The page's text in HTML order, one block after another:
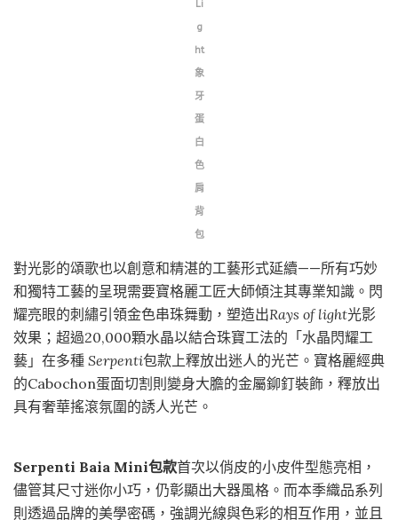
Li
g
ht
象
牙
蛋
白
色
肩
背
包
對光影的頌歌也以創意和精湛的工藝形式延續——所有巧妙
和獨特工藝的呈現需要寶格麗工匠大師傾注其專業知識。閃
耀亮眼的刺繡引領金色串珠舞動，塑造出Rays of light光影
效果；超過20,000顆水晶以結合珠寶工法的「水晶閃耀工
藝」在多種 Serpenti包款上釋放出迷人的光芒。寶格麗經典
的Cabochon蛋面切割則變身大膽的金屬鉚釘裝飾，釋放出
具有奢華搖滾氛圍的誘人光芒。
Serpenti Baia Mini包款首次以俏皮的小皮件型態亮相，
儘管其尺寸迷你小巧，仍彰顯出大器風格。而本季織品系列
則透過品牌的美學密碼，強調光線與色彩的相互作用，並且